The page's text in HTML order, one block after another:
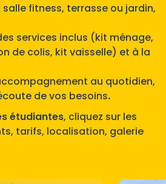
fitness, terrasse ou jardin,
services inclus (kit ménage,
de colis, kit vaisselle) et à la
au quotidien,
de vos besoins.
étudiantes, cliquez sur les
tarifs, localisation, galerie